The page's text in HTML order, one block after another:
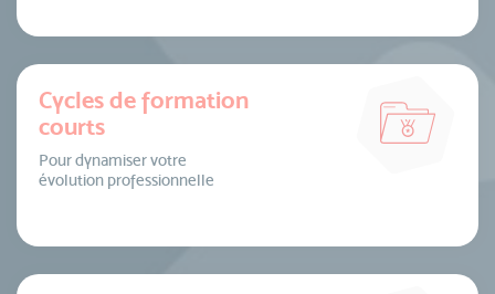
Cycles de formation
courts
Pour dynamiser votre
évolution professionnelle